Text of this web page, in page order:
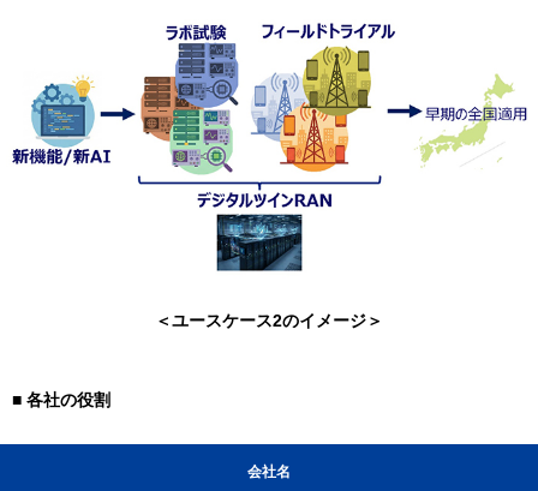
＜ユースケース2のイメージ＞
■ 各社の役割
会社名